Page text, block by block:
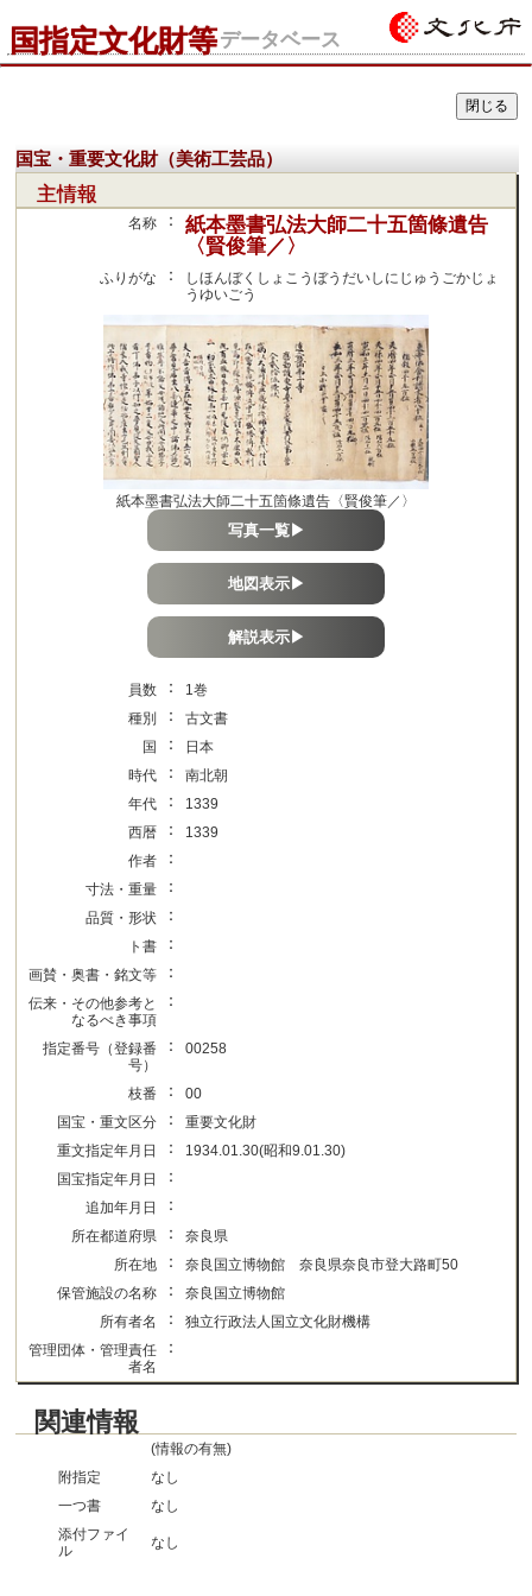
国指定文化財等データベース
国宝・重要文化財（美術工芸品）
主情報
名称 ：
紙本墨書弘法大師二十五箇條遺告
〈賢俊筆／〉
ふりがな ：
しほんぼくしょこうぼうだいしにじゅうごかじょ
うゆいごう
紙本墨書弘法大師二十五箇條遺告〈賢俊筆／〉
写真一覧▶
地図表示▶
解説表示▶
員数 ：
1巻
種別
：
古文書
国
：
日本
時代
：
南北朝
年代
：
1339
西暦
：
1339
作者
：
寸法・重量 ：
品質・形状 ：
ト書 ：
画賛・奥書・銘文等 ：
伝来・その他参考と
なるべき事項
：
指定番号（登録番
号）
： 00258
枝番 ：
00
国宝・重文区分
：
重要文化財
重文指定年月日
：
1934.01.30(昭和9.01.30)
国宝指定年月日
：
追加年月日 ：
所在都道府県 ：
奈良県
所在地
：
奈良国立博物館 奈良県奈良市登大路町50
保管施設の名称
：
奈良国立博物館
所有者名
：
独立行政法人国立文化財機構
管理団体・管理責任
者名
：
関連情報
(情報の有無)
附指定
なし
一つ書
なし
添付ファイ
ル
なし